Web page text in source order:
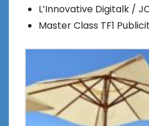
L’Innovative Digitalk /
Master Class TF1